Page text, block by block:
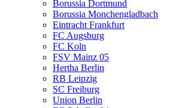
Borussia Dortmund
Borussia Monchengladbach
Eintracht Frankfurt
FC Augsburg
FC Koln
FSV Mainz 05
Hertha Berlin
RB Leipzig
SC Freiburg
Union Berlin